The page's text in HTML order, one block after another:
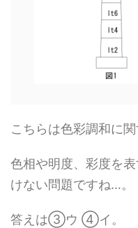
こちらは色彩調和に関
色相や明度、彩度を
けない問題ですね…。
答えは③ウ ④イ。